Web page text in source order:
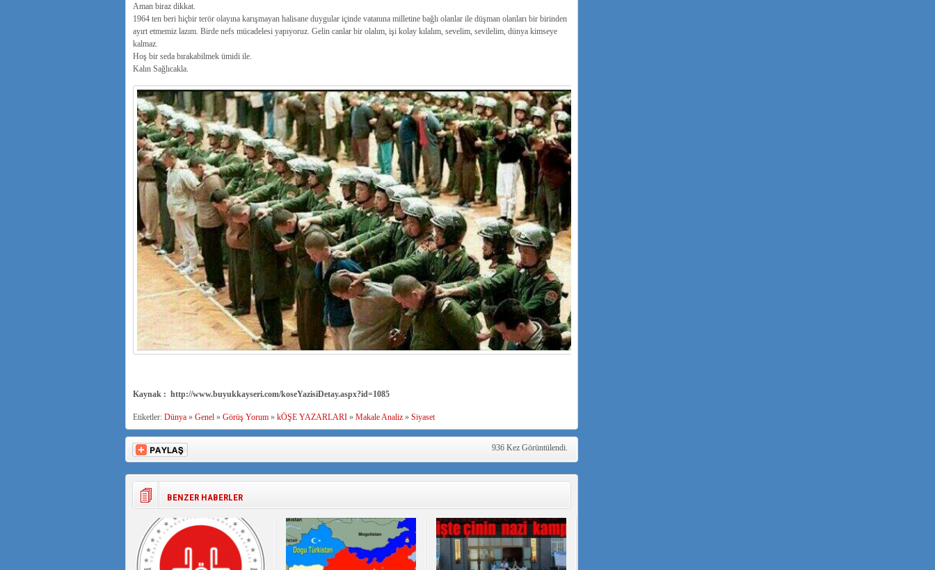
Aman biraz dikkat.
1964 ten beri hiçbir terör olayına karışmayan halisane duygular içinde vatanına milletine bağlı olanlar ile düşman olanları bir birinden
ayırt etmemiz lazım. Birde nefs mücadelesi yapıyoruz. Gelin canlar bir olalım, işi kolay kılalım, sevelim, sevilelim, dünya kimseye
kalmaz.
Hoş bir seda bırakabilmek ümidi ile.
Kalın Sağlıcakla.
Kaynak : http://www.buyukkayseri.com/koseYazisiDetay.aspx?id=1085
Etiketler: Dünya» Genel» Görüş Yorum» kÖŞE YAZARLARI» Makale Analiz» Siyaset
936 Kez Görüntülendi.
BENZER HABERLER